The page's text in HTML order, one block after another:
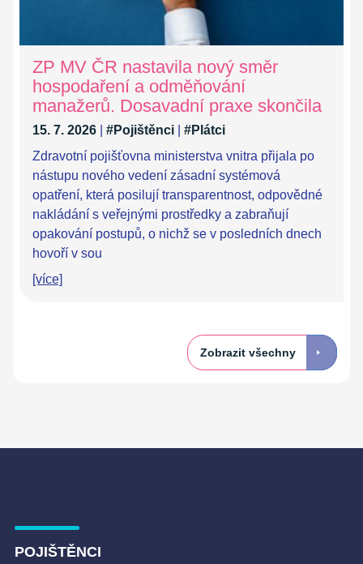
ZP MV ČR nastavila nový směr
hospodaření a odměňování
manažerů. Dosavadní praxe skončila
15. 7. 2026 #Pojištěnci
#Plátci
Zdravotní pojišťovna ministerstva vnitra přijala po
nástupu nového vedení zásadní systémová
opatření, která posilují transparentnost, odpovědné
nakládání s veřejnými prostředky a zabraňují
opakování postupů, o nichž se v posledních dnech
hovoří v sou
[více]
Zobrazit všechny
POJIŠTĚNCI